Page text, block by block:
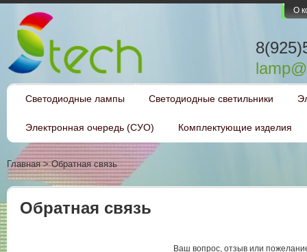
О
Светодиодные лампы Светодиодные светильники
Электронная очередь (СУО) Комплектующие изделия
Главная>Обратная связь
Обратная связь
Ваш вопрос, отзыв или